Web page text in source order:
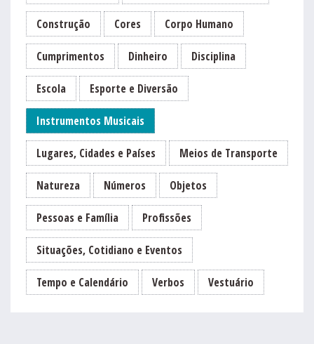
Construção Cores Corpo Humano
Cumprimentos Dinheiro Disciplina
Escola Esporte e Diversão
Instrumentos Musicais
Lugares, Cidades e Países Meios de Transporte
Natureza Números Objetos
Pessoas e Família Profissões
Situações, Cotidiano e Eventos
Tempo e Calendário Verbos Vestuário